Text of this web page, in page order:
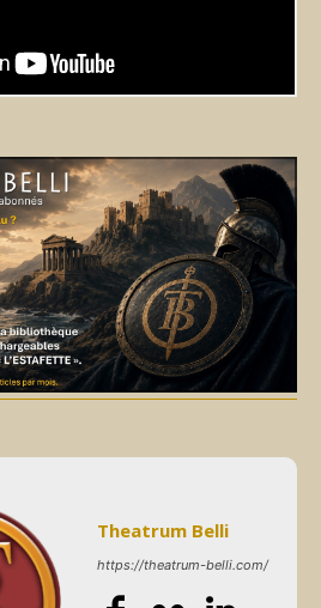
Theatrum Belli
https://theatrum-belli.com/